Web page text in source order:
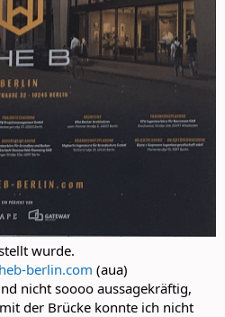
wurde.
berlin.com (aua)
nicht soooo aussagekräftig,
der Brücke konnte ich nicht